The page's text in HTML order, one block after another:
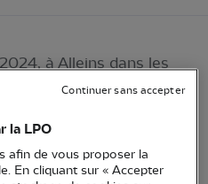
à Alleins dans les
les Rencontres
base de données
la LPO
afin de vous proposer la
En cliquant sur « Accepter
Continuer sans accepter